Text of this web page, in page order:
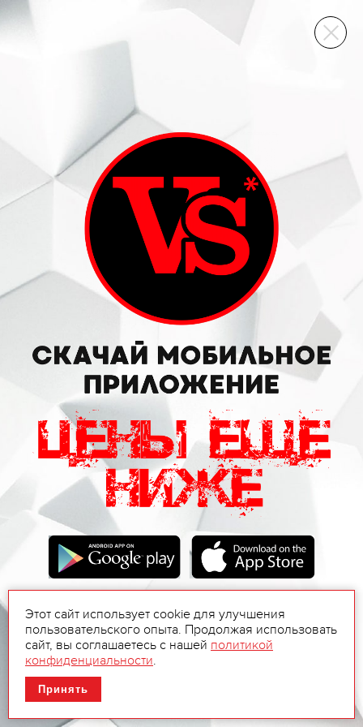
ВИННЫЙ СКЛАД
Этот сайт использует cookie для улучшения
пользовательского опыта. Продолжая использовать
сайт, вы соглашаетесь с нашей политикой
конфиденциальности.
Принять